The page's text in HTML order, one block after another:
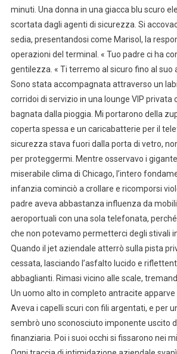
minuti. Una donna in una giacca blu scuro
scortata dagli agenti di sicurezza. Si
sedia, presentandosi come Marisol, la
operazioni del terminal. « Tuo padre ci ha
gentilezza. « Ti terremo al sicuro fino al suo
Sono stata accompagnata attraverso un
corridoi di servizio in una lounge VIP privata
bagnata dalla pioggia. Mi portarono della
coperta spessa e un caricabatterie per il
sicurezza stava fuori dalla porta di vetro,
per proteggermi. Mentre osservavo i
miserabile clima di Chicago, l’intero
infanzia cominciò a crollare e ricomporsi
padre aveva abbastanza influenza da
aeroportuali con una sola telefonata,
che non potevamo permetterci degli stivali
Quando il jet aziendale atterrò sulla pista
cessata, lasciando l’asfalto lucido e
abbaglianti. Rimasi vicino alle scale,
Un uomo alto in completo antracite apparve
Aveva i capelli scuri con fili argentati, e per
sembrò uno sconosciuto imponente uscito
finanziaria. Poi i suoi occhi si fissarono nei